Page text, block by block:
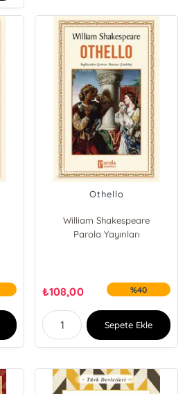
Othello
William Shakespeare
Parola Yayınları
₺108,00 %40
Sepete Ekle